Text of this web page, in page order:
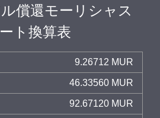
償還モーリシャス
ト換算表
9.26712 MUR
46.33560 MUR
92.67120 MUR